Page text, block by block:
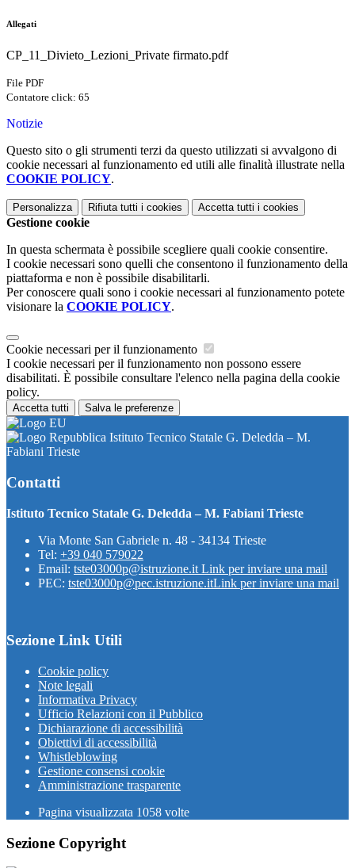
Allegati
CP_11_Divieto_Lezioni_Private firmato.pdf
File PDF
Contatore click: 65
Notizie
Questo sito o gli strumenti terzi da questo utilizzati si avvalgono di
cookie necessari al funzionamento ed utili alle finalità illustrate nella
COOKIE POLICY.
Personalizza Rifiuta tutti i cookies Accetta tutti i cookies
Gestione cookie
In questa schermata è possibile scegliere quali cookie consentire.
I cookie necessari sono quelli che consentono il funzionamento della
piattaforma e non è possibile disabilitarli.
Per conoscere quali sono i cookie necessari al funzionamento potete
visionare la COOKIE POLICY.
Cookie necessari per il funzionamento
I cookie necessari per il funzionamento non possono essere
disabilitati. È possibile consultare l'elenco nella pagina della cookie
policy.
Accetta tutti Salva le preferenze
Istituto Tecnico Statale G. Deledda – M.
Fabiani Trieste
Contatti
Istituto Tecnico Statale G. Deledda – M. Fabiani Trieste
Via Monte San Gabriele n. 48 - 34134 Trieste
Tel: +39 040 579022
Email: tste03000p@istruzione.it Link per inviare una mail
PEC: tste03000p@pec.istruzione.itLink per inviare una mail
Sezione Link Utili
Cookie policy
Note legali
Informativa Privacy
Ufficio Relazioni con il Pubblico
Dichiarazione di accessibilità
Obiettivi di accessibilità
Whistleblowing
Gestione consensi cookie
Amministrazione trasparente
Pagina visualizzata 1058 volte
Sezione Copyright